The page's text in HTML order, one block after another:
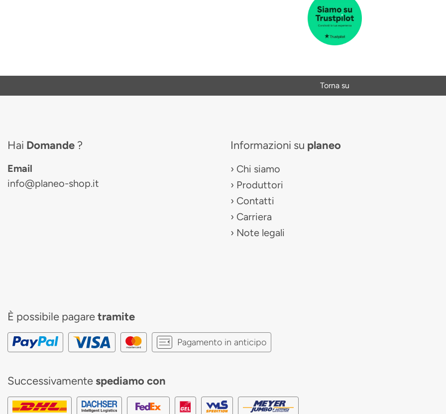
Torna su
Hai Domande ?
Email
info@planeo-shop.it
Informazioni su planeo
Chi siamo
Produttori
Contatti
Carriera
Note legali
È possibile pagaretramite
Pagamento in anticipo
Successivamente spediamo con